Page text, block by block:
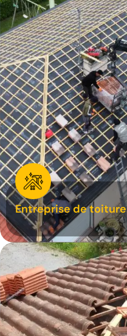
Entreprise de toiture
31